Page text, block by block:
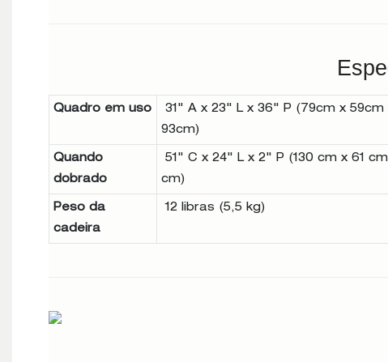
Quadro em uso
31" A x 23" L x 36" P (79cm x 59cm
93cm)
Quando
dobrado
51" C x 24" L x 2" P (130 cm x 61
cm)
Peso da
cadeira
12 libras (5,5 kg)